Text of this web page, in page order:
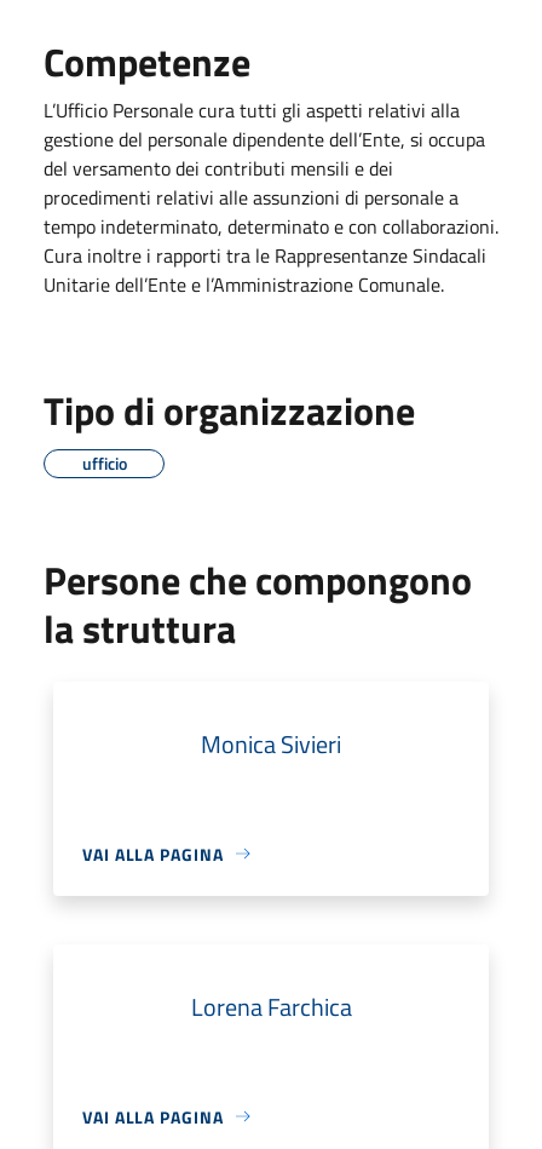
Competenze
L’Ufficio Personale cura tutti gli aspetti relativi alla
gestione del personale dipendente dell’Ente, si occupa
del versamento dei contributi mensili e dei
procedimenti relativi alle assunzioni di personale a
tempo indeterminato, determinato e con collaborazioni.
Cura inoltre i rapporti tra le Rappresentanze Sindacali
Unitarie dell’Ente e l’Amministrazione Comunale.
Tipo di organizzazione
ufficio
Persone che compongono
la struttura
Monica Sivieri
VAI ALLA PAGINA
Lorena Farchica
VAI ALLA PAGINA